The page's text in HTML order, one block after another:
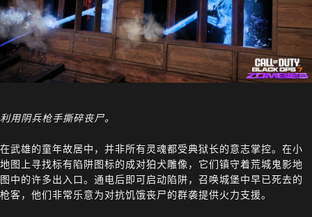
利用阴兵枪手撕碎丧尸。
在武雄的童年故居中，并非所有灵魂都受典狱长的意志掌控。在小
地图上寻找标有陷阱图标的成对狛犬雕像，它们镇守着荒城鬼影地
图中的许多出入口。通电后即可启动陷阱，召唤城堡中早已死去的
枪客，他们非常乐意为对抗饥饿丧尸的群袭提供火力支援。